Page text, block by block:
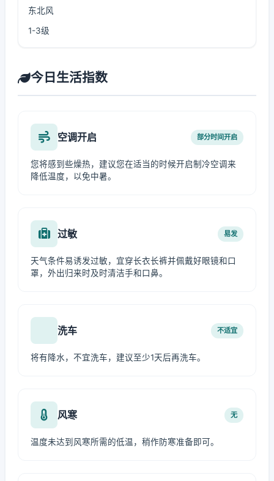
东北风
1-3级
今日生活指数
空调开启 部分时间开启
您将感到些燥热，建议您在适当的时候开启制冷空调来
降低温度，以免中暑。
过敏 易发
天气条件易诱发过敏，宜穿长衣长裤并佩戴好眼镜和口
罩，外出归来时及时清洁手和口鼻。
洗车 不适宜
将有降水，不宜洗车，建议至少1天后再洗车。
风寒 无
温度未达到风寒所需的低温，稍作防寒准备即可。